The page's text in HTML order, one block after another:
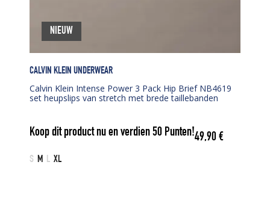
CALVIN KLEIN UNDERWEAR
Calvin Klein Intense Power 3 Pack Hip Brief NB4619
set heupslips van stretch met brede taillebanden
Koop dit product nu en verdien50 Punten!49,90€
S M L XL
NIEUW